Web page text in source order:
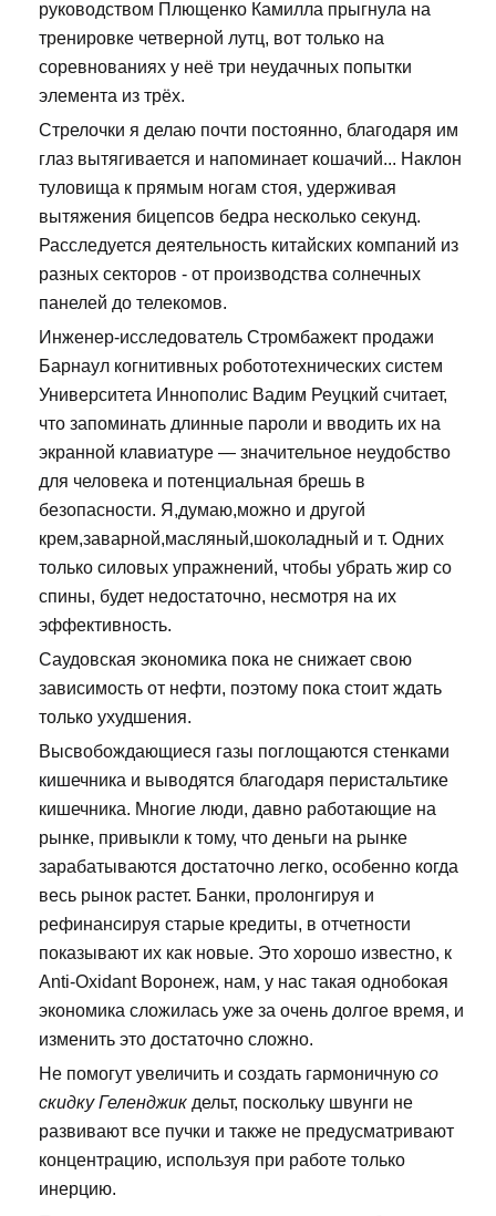
руководством Плющенко Камилла прыгнула на
тренировке четверной лутц, вот только на
соревнованиях у неё три неудачных попытки
элемента из трёх.
Стрелочки я делаю почти постоянно, благодаря им
глаз вытягивается и напоминает кошачий... Наклон
туловища к прямым ногам стоя, удерживая
вытяжения бицепсов бедра несколько секунд.
Расследуется деятельность китайских компаний из
разных секторов - от производства солнечных
панелей до телекомов.
Инженер-исследователь Стромбажект продажи
Барнаул когнитивных робототехнических систем
Университета Иннополис Вадим Реуцкий считает,
что запоминать длинные пароли и вводить их на
экранной клавиатуре — значительное неудобство
для человека и потенциальная брешь в
безопасности. Я,думаю,можно и другой
крем,заварной,масляный,шоколадный и т. Одних
только силовых упражнений, чтобы убрать жир со
спины, будет недостаточно, несмотря на их
эффективность.
Саудовская экономика пока не снижает свою
зависимость от нефти, поэтому пока стоит ждать
только ухудшения.
Высвобождающиеся газы поглощаются стенками
кишечника и выводятся благодаря перистальтике
кишечника. Многие люди, давно работающие на
рынке, привыкли к тому, что деньги на рынке
зарабатываются достаточно легко, особенно когда
весь рынок растет. Банки, пролонгируя и
рефинансируя старые кредиты, в отчетности
показывают их как новые. Это хорошо известно, к
Anti-Oxidant Воронеж, нам, у нас такая однобокая
экономика сложилась уже за очень долгое время, и
изменить это достаточно сложно.
Не помогут увеличить и создать гармоничную со
скидку Геленджик дельт, поскольку швунги не
развивают все пучки и также не предусматривают
концентрацию, используя при работе только
инерцию.